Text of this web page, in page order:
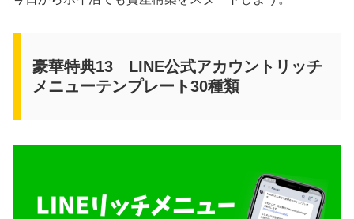
豪華特典13 LINE公式アカウントリッチ
メニューテンプレート30種類